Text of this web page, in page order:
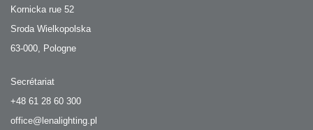
Kornicka rue 52
Sroda Wielkopolska
63-000, Pologne
Secrétariat
+48 61 28 60 300
office@lenalighting.pl